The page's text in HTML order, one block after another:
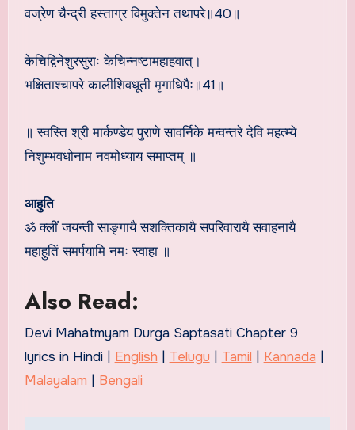
वज्रेण चैन्द्री हस्ताग्र विमुक्तेन तथापरे॥40॥
केचिद्विनेशुरसुराः केचिन्नष्टामहाहवात्।
भक्षिताश्चापरे कालीशिवधूती मृगाधिपैः॥41॥
॥ स्वस्ति श्री मार्कण्डेय पुराणे सावर्निके मन्वन्तरे देवि महत्म्ये
निशुम्भवधोनाम नवमोध्याय समाप्तम् ॥
आहुति
ॐ क्लीं जयन्ती साङ्गायै सशक्तिकायै सपरिवारायै सवाहनायै
महाहुतिं समर्पयामि नमः स्वाहा ॥
Also Read:
Devi Mahatmyam Durga Saptasati Chapter 9
lyrics in Hindi | English | Telugu | Tamil | Kannada |
Malayalam | Bengali